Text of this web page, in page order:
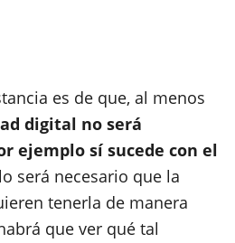
es de que, al menos
digital no será
ejemplo sí sucede con el
será necesario que la
tenerla de manera
que ver qué tal